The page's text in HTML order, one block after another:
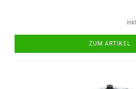
ZUM ARTIKEL